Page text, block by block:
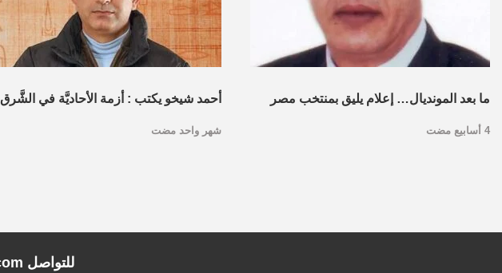
ما بعد المونديال… إعلام يليق بمنتخب مصر
4 أسابيع مضت
أحمد شيخو يكتب : أزمة الأحاديَّة في الشَّرق
شهر واحد مضت
للتواصل wlydalrmaly@gmail.com